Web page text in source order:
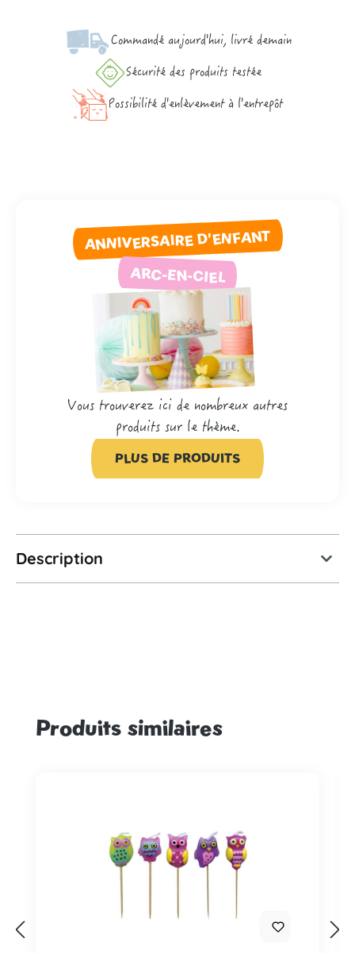
Commandé aujourd'hui, livré demain
Sécurité des produits testée
Possibilité d'enlèvement à l'entrepôt
ANNIVERSAIRE D'ENFANT
ARC-EN-CIEL
Vous trouverez ici de nombreux autres
produits sur le thème.
PLUS DE PRODUITS
Description
Ignorer la galerie de produits
Produits similaires